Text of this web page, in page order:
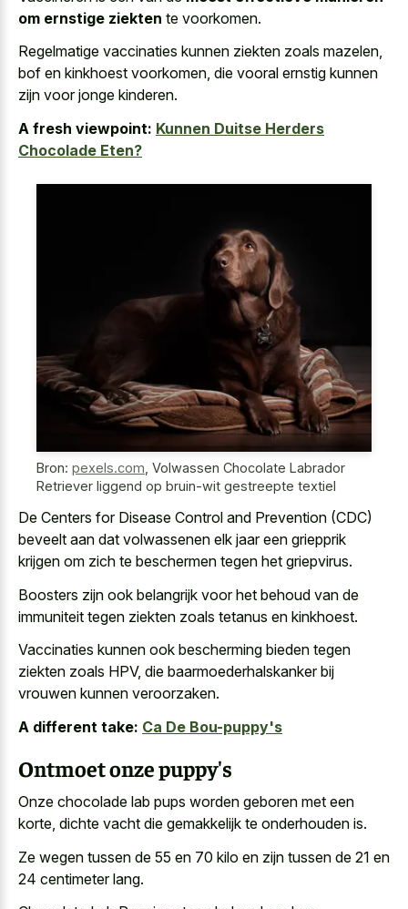
om ernstige ziekten te voorkomen.
Regelmatige vaccinaties kunnen ziekten zoals mazelen,
bof en kinkhoest voorkomen, die vooral ernstig kunnen
zijn voor jonge kinderen.
A fresh viewpoint: Kunnen Duitse Herders
Chocolade Eten?
Bron: pexels.com Volwassen Chocolate Labrador
Retriever liggend op bruin-wit gestreepte textiel
De Centers for Disease Control and Prevention (CDC)
beveelt aan dat volwassenen elk jaar een griepprik
krijgen om zich te beschermen tegen het griepvirus.
Boosters zijn ook belangrijk voor het behoud van de
immuniteit tegen ziekten zoals tetanus en kinkhoest.
Vaccinaties kunnen ook bescherming bieden tegen
ziekten zoals HPV, die baarmoederhalskanker bij
vrouwen kunnen veroorzaken.
A different take: Ca De Bou-puppy's
Ontmoet onze puppy's
Onze chocolade lab pups worden geboren met een
korte, dichte vacht die gemakkelijk te onderhouden is.
Ze wegen tussen de 55 en 70 kilo en zijn tussen de 21 en
24 centimeter lang.